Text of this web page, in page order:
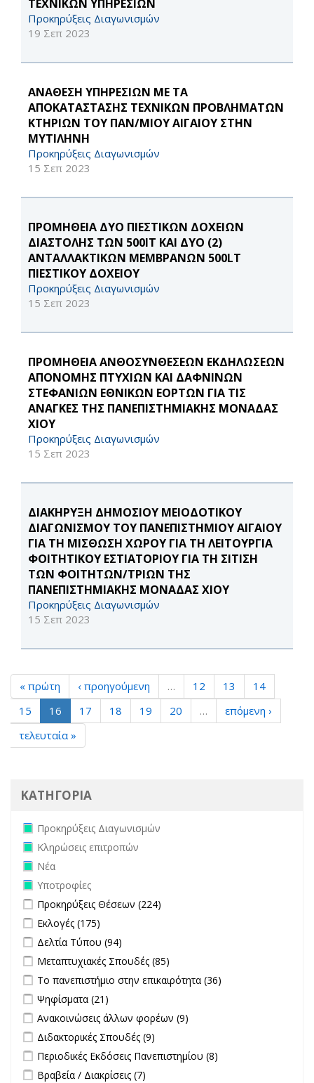
ΤΕΧΝΙΚΩΝ ΥΠΗΡΕΣΙΩΝ
Προκηρύξεις Διαγωνισμών
19 Σεπ 2023
ΑΝΑΘΕΣΗ ΥΠΗΡΕΣΙΩΝ ΜΕ ΤΑ
ΑΠΟΚΑΤΑΣΤΑΣΗΣ ΤΕΧΝΙΚΩΝ ΠΡΟΒΛΗΜΑΤΩΝ
ΚΤΗΡΙΩΝ ΤΟΥ ΠΑΝ/ΜΙΟΥ ΑΙΓΑΙΟΥ ΣΤΗΝ
ΜΥΤΙΛΗΝΗ
Προκηρύξεις Διαγωνισμών
15 Σεπ 2023
ΠΡΟΜΗΘΕΙΑ ΔΥΟ ΠΙΕΣΤΙΚΩΝ ΔΟΧΕΙΩΝ
ΔΙΑΣΤΟΛΗΣ ΤΩΝ 500IT ΚΑΙ ΔΥΟ (2)
ΑΝΤΑΛΛΑΚΤΙΚΩΝ ΜΕΜΒΡΑΝΩΝ 500LT
ΠΙΕΣΤΙΚΟΥ ΔΟΧΕΙΟΥ
Προκηρύξεις Διαγωνισμών
15 Σεπ 2023
ΠΡΟΜΗΘΕΙΑ ΑΝΘΟΣΥΝΘΕΣΕΩΝ ΕΚΔΗΛΩΣΕΩΝ
ΑΠΟΝΟΜΗΣ ΠΤΥΧΙΩΝ ΚΑΙ ΔΑΦΝΙΝΩΝ
ΣΤΕΦΑΝΙΩΝ ΕΘΝΙΚΩΝ ΕΟΡΤΩΝ ΓΙΑ ΤΙΣ
ΑΝΑΓΚΕΣ ΤΗΣ ΠΑΝΕΠΙΣΤΗΜΙΑΚΗΣ ΜΟΝΑΔΑΣ
ΧΙΟΥ
Προκηρύξεις Διαγωνισμών
15 Σεπ 2023
ΔΙΑΚΗΡΥΞΗ ΔΗΜΟΣΙΟΥ ΜΕΙΟΔΟΤΙΚΟΥ
ΔΙΑΓΩΝΙΣΜΟΥ ΤΟΥ ΠΑΝΕΠΙΣΤΗΜΙΟΥ ΑΙΓΑΙΟΥ
ΓΙΑ ΤΗ ΜΙΣΘΩΣΗ ΧΩΡΟΥ ΓΙΑ ΤΗ ΛΕΙΤΟΥΡΓΙΑ
ΦΟΙΤΗΤΙΚΟΥ ΕΣΤΙΑΤΟΡΙΟΥ ΓΙΑ ΤΗ ΣΙΤΙΣΗ
ΤΩΝ ΦΟΙΤΗΤΩΝ/ΤΡΙΩΝ ΤΗΣ
ΠΑΝΕΠΙΣΤΗΜΙΑΚΗΣ ΜΟΝΑΔΑΣ ΧΙΟΥ
Προκηρύξεις Διαγωνισμών
15 Σεπ 2023
« πρώτη ‹ προηγούμενη … 12 13
14
15
16 17 18 19 20 …
επόμενη ›
τελευταία »
ΚΑΤΗΓΟΡΙΑ
Remove Προκηρύξεις Διαγωνισμών filter
Προκηρύξεις Διαγωνισμών
Remove Κληρώσεις επιτροπών filter
Κληρώσεις επιτροπών
Remove Νέα filter
Νέα
Remove Υποτροφίες filter
Υποτροφίες
Apply Προκηρύξεις Θέσεων filter
Προκηρύξεις Θέσεων (224)
Apply Εκλογές filter
Εκλογές (175)
Apply Δελτία Τύπου filter
Δελτία Τύπου (94)
Apply Μεταπτυχιακές Σπουδές filter
Μεταπτυχιακές Σπουδές (85)
Apply Το πανεπιστήμιο στην επικαιρότητα filter
Το πανεπιστήμιο στην επικαιρότητα (36)
Apply Ψηφίσματα filter
Ψηφίσματα (21)
Apply Ανακοινώσεις άλλων φορέων filter
Ανακοινώσεις άλλων φορέων (9)
Apply Διδακτορικές Σπουδές filter
Διδακτορικές Σπουδές (9)
Apply Περιοδικές Εκδόσεις Πανεπιστημίου filter
Περιοδικές Εκδόσεις Πανεπιστημίου (8)
Apply Βραβεία / Διακρίσεις filter
Βραβεία / Διακρίσεις (7)